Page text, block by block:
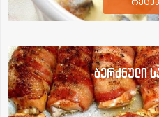
ბერძნული